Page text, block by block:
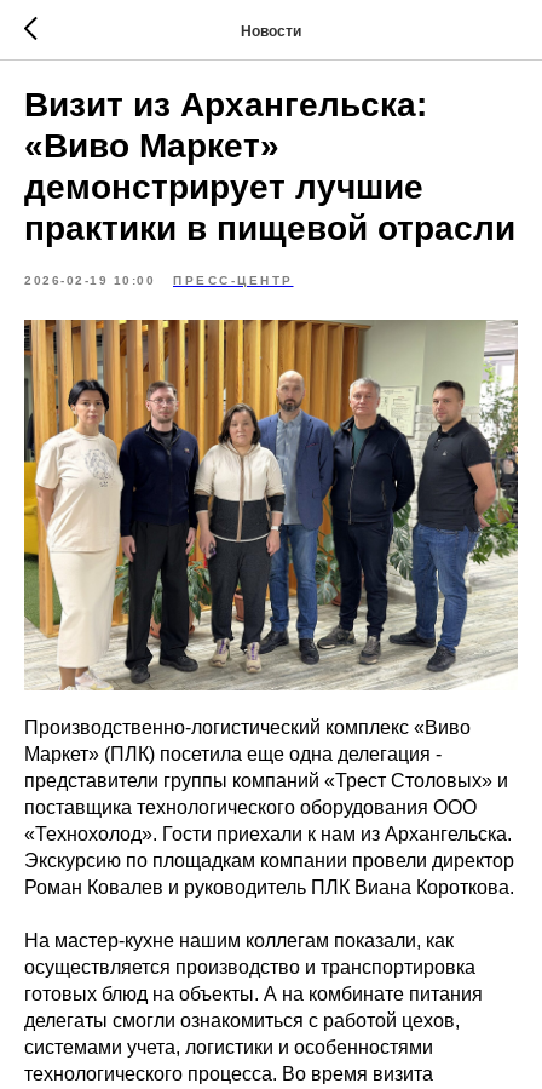
Новости
Визит из Архангельска:
«Виво Маркет»
демонстрирует лучшие
практики в пищевой отрасли
2026-02-19 10:00 ПРЕСС-ЦЕНТР
Производственно-логистический комплекс «Виво
Маркет» (ПЛК) посетила еще одна делегация -
представители группы компаний «Трест Столовых» и
поставщика технологического оборудования ООО
«Технохолод». Гости приехали к нам из Архангельска.
Экскурсию по площадкам компании провели директор
Роман Ковалев и руководитель ПЛК Виана Короткова.
На мастер-кухне нашим коллегам показали, как
осуществляется производство и транспортировка
готовых блюд на объекты. А на комбинате питания
делегаты смогли ознакомиться с работой цехов,
системами учета, логистики и особенностями
технологического процесса. Во время визита